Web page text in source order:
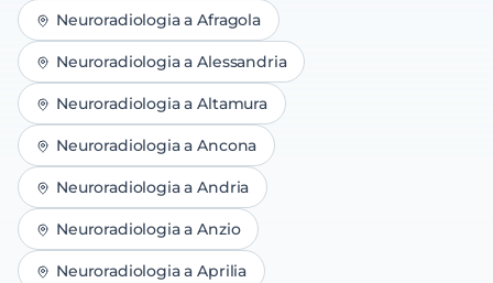
NeuroradiologiaaAfragola
NeuroradiologiaaAlessandria
NeuroradiologiaaAltamura
NeuroradiologiaaAncona
NeuroradiologiaaAndria
NeuroradiologiaaAnzio
NeuroradiologiaaAprilia